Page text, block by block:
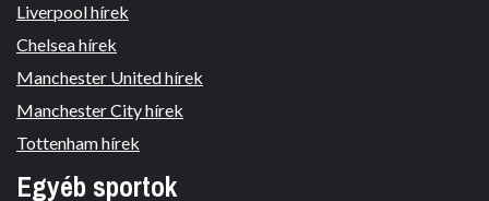
Liverpool hírek
Chelsea hírek
Manchester United hírek
Manchester City hírek
Tottenham hírek
Egyéb sportok